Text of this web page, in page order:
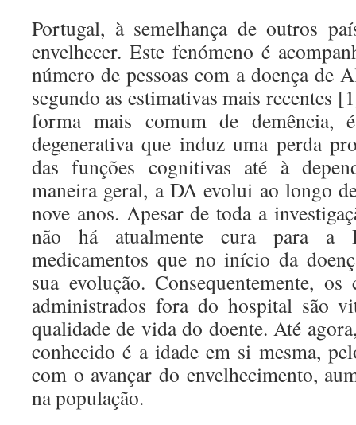
Portugal, à semelhança de outros
envelhecer. Este fenómeno é
número de pessoas com a doença de
segundo as estimativas mais recentes
forma mais comum de demência,
degenerativa que induz uma perda
das funções cognitivas até à
maneira geral, a DA evolui ao longo
nove anos. Apesar de toda a
não há atualmente cura para a
medicamentos que no início da
sua evolução. Consequentemente, os
administrados fora do hospital são
qualidade de vida do doente. Até
conhecido é a idade em si mesma,
com o avançar do envelhecimento,
na população.